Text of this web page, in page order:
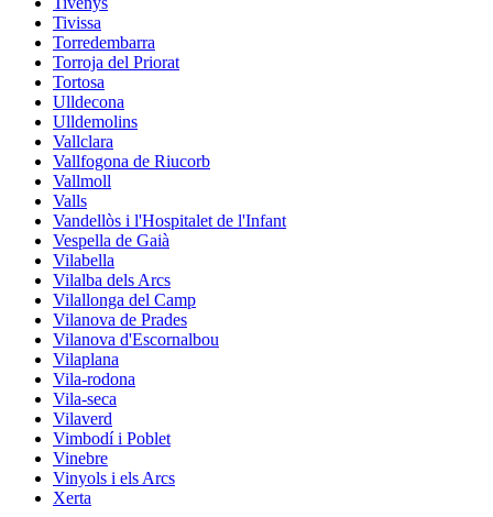
Tivissa
Torredembarra
Torroja del Priorat
Tortosa
Ulldecona
Ulldemolins
Vallclara
Vallfogona de Riucorb
Vallmoll
Valls
Vandellòs i l'Hospitalet de l'Infant
Vespella de Gaià
Vilabella
Vilalba dels Arcs
Vilallonga del Camp
Vilanova de Prades
Vilanova d'Escornalbou
Vilaplana
Vila-rodona
Vila-seca
Vilaverd
Vimbodí i Poblet
Vinebre
Vinyols i els Arcs
Xerta